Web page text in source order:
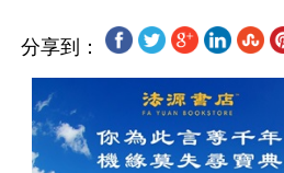
分享到：